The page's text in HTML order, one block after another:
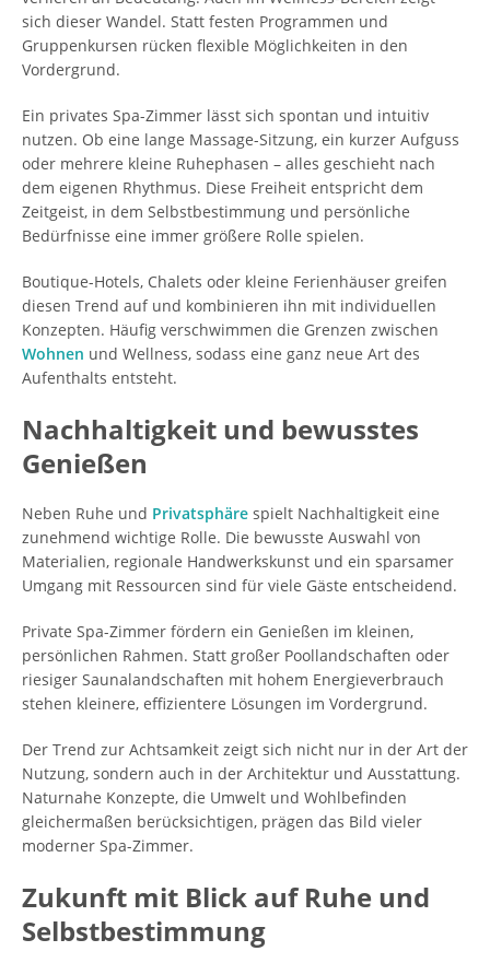
sich dieser Wandel. Statt festen Programmen und
Gruppenkursen rücken flexible Möglichkeiten in den
Vordergrund.
Ein privates Spa-Zimmer lässt sich spontan und intuitiv
nutzen. Ob eine lange Massage-Sitzung, ein kurzer Aufguss
oder mehrere kleine Ruhephasen – alles geschieht nach
dem eigenen Rhythmus. Diese Freiheit entspricht dem
Zeitgeist, in dem Selbstbestimmung und persönliche
Bedürfnisse eine immer größere Rolle spielen.
Boutique-Hotels, Chalets oder kleine Ferienhäuser greifen
diesen Trend auf und kombinieren ihn mit individuellen
Konzepten. Häufig verschwimmen die Grenzen zwischen
Wohnen und Wellness, sodass eine ganz neue Art des
Aufenthalts entsteht.
Nachhaltigkeit und bewusstes
Genießen
Neben Ruhe und Privatsphäre spielt Nachhaltigkeit eine
zunehmend wichtige Rolle. Die bewusste Auswahl von
Materialien, regionale Handwerkskunst und ein sparsamer
Umgang mit Ressourcen sind für viele Gäste entscheidend.
Private Spa-Zimmer fördern ein Genießen im kleinen,
persönlichen Rahmen. Statt großer Poollandschaften oder
riesiger Saunalandschaften mit hohem Energieverbrauch
stehen kleinere, effizientere Lösungen im Vordergrund.
Der Trend zur Achtsamkeit zeigt sich nicht nur in der Art der
Nutzung, sondern auch in der Architektur und Ausstattung.
Naturnahe Konzepte, die Umwelt und Wohlbefinden
gleichermaßen berücksichtigen, prägen das Bild vieler
moderner Spa-Zimmer.
Zukunft mit Blick auf Ruhe und
Selbstbestimmung